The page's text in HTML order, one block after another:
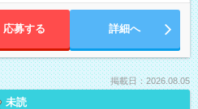
応募する 詳細へ
掲載日：2026.08.05
未読